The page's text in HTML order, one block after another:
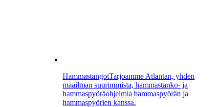
HammastangotTarjoamme Atlantan, yhden
maailman suurimmista, hammastanko- ja
hammaspyöräohjelmia hammaspyörän ja
hammaspyörien kanssa.